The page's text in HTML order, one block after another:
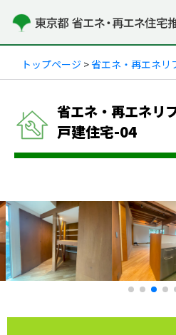
トップページ > 省エネ・再エネリ
省エネ・再エネリ
戸建住宅-04